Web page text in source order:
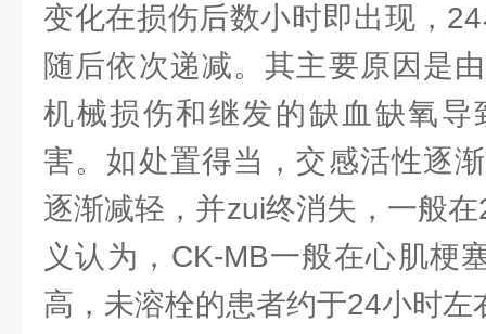
变化在损伤后数小时即出现，
随后依次递减。其主要原因是
机械损伤和继发的缺血缺氧导
害。如处置得当，交感活性逐
逐渐减轻，并zui终消失，一般
义认为，CK-MB一般在心肌梗
高，未溶栓的患者约于24小时左